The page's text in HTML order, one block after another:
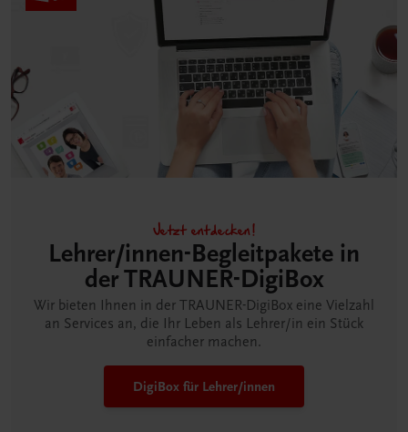
Jetzt entdecken!
Lehrer/innen-Begleitpakete in
der TRAUNER-DigiBox
Wir bieten Ihnen in der TRAUNER-DigiBox eine Vielzahl
an Services an, die Ihr Leben als Lehrer/in ein Stück
einfacher machen.
DigiBox für Lehrer/innen